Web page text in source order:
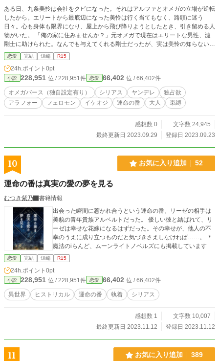
ある日、九条美怜は会社をクビになった。それはアルファとオメガの立場が逆転
したから。エリートから最底辺になった美怜は行く当てもなく、路頭に迷う
日々。心も身体も限界になり、屋上から飛び降りようとしたとき、引き留める人
物がいた。 「俺の家に住みませんか？」元オメガで現在はエリートな男性、漣
剛士に助けられた。なんでも与えてくれる剛士だったが、実は美怜の知らない裏
の顔が存在した。 ☆野いちごでは完結済。 魔法のiらんどにて同作品掲載中。
恋愛 完結 短編 R15
24h.ポイント 0pt
小説 228,951 位 / 228,951件 恋愛 66,402 位 / 66,402件
オメガバース（独自設定有り） シリアス ヤンデレ
独占欲
アラフォー
フェロモン イケオジ 運命の番 大人 束縛
感想数 0
文字数 24,945
最終更新日 2023.09.29
登録日 2023.09.23
10 お気に入り追加 52
運命の番は真実の愛の夢を見る
むつき紫乃
書籍情報
出会った瞬間に惹かれ合うという運命の番。リーゼの相手は
美貌の青年貴族アルベルトだった。 優しい彼と結ばれて、リ
ーゼは幸せな花嫁になるはずだった。その幸せが、他人の不
幸のうえに成り立つものだと気づきさえしなければ……。 ＊
魔法のiらんど、ムーンライトノベルズにも掲載しています
恋愛 完結 短編 R15
24h.ポイント 0pt
小説 228,951 位 / 228,951件 恋愛 66,402 位 / 66,402件
異世界 ヒストリカル 運命の番 執着 シリアス
感想数 1
文字数 10,007
最終更新日 2023.11.12
登録日 2023.11.12
11 お気に入り追加 389